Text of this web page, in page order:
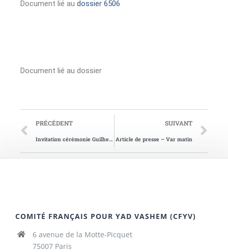
Document lié au dossier 6506
Document lié au dossier
PRÉCÉDENT
Invitation cérémonie Guilhem
SUIVANT
Article de presse – Var matin
COMITÉ FRANÇAIS POUR YAD VASHEM (CFYV)
6 avenue de la Motte-Picquet
75007 Paris